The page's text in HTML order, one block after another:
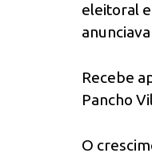
eleitoral
Recebe
Pancho
O